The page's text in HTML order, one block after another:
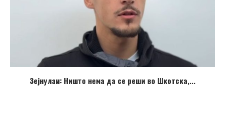
Зејнулаи: Ништо нема да се реши во Шкотска,...